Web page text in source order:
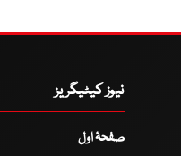
نیوز کیٹیگریز
صفحۂ اول